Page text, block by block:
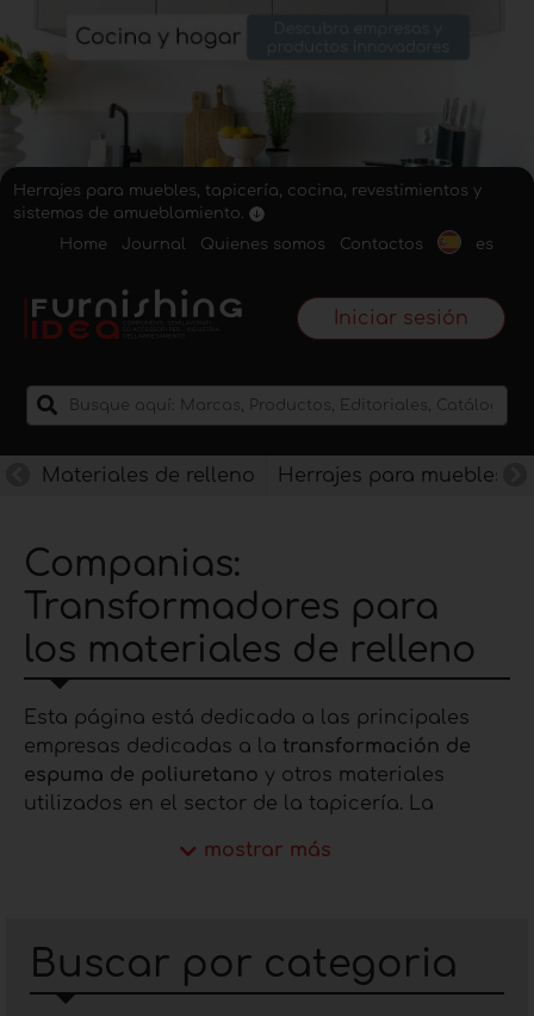
Herrajes para muebles, tapicería, cocina, revestimientos y
sistemas de amueblamiento.
Home
Journal Quienes somos Contactos es
Iniciar sesión
Materiales de relleno Herrajes para muebles
Companias:
Transformadores para
los materiales de relleno
Esta página está dedicada a las principales
empresas dedicadas a la transformación de
espuma de poliuretano y otros materiales
utilizados en el sector de la tapicería. La
sobre todo, en la selección de materias primas
Además, las empresas que Furnishing Idea ha
recogido en esta sección llevan años activas en
el mercado y se identifican en el sector como
mostrar más
Buscar por categoria